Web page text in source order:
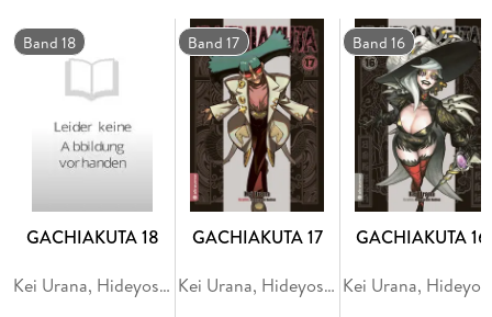
Band 18
GACHIAKUTA 18
Kei Urana, Hideyoshi Andou
Band 17
GACHIAKUTA 17
Kei Urana, Hideyoshi Andou
Band 16
GACHIAKUTA 16